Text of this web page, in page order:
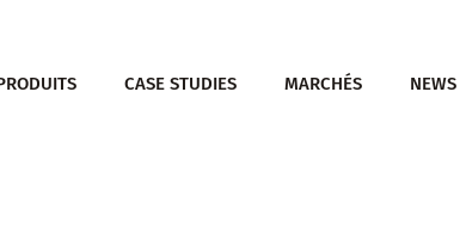
CASE STUDIES MARCHÉS NEWS